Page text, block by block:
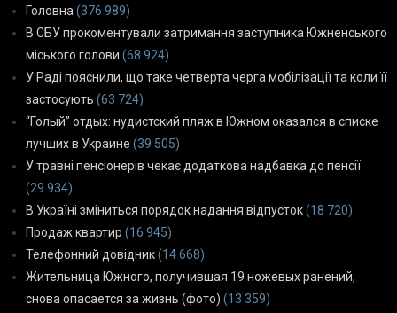
Головна(376 989)
В СБУ прокоментували затримання заступника Южненського
міського голови (68 924)
У Раді пояснили, що таке четверта черга мобілізації та коли її
застосують (63 724)
“Голый” отдых: нудистский пляж в Южном оказался в списке
лучших в Украине (39 505)
У травні пенсіонерів чекає додаткова надбавка до пенсії
(29 934)
В Україні зміниться порядок надання відпусток(18 720)
Продаж квартир (16 945)
Телефонний довідник(14 668)
Жительница Южного, получившая 19 ножевых ранений,
снова опасается за жизнь (фото) (13 359)